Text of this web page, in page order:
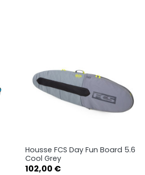
Aperçu rapide
Housse FCS Day Fun Board 5.6
Cool Grey
Prix
102,00 €